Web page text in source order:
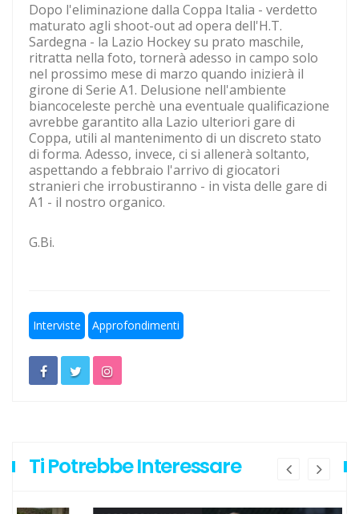
Europeo per Club, vince la Lazio
Ecco Kondo per una Lazio che vuole stupire
Hockey su prato, addio a Poletti
Escursionismo, Lazio sul pezzo anche in questa estate
torrida
Calcio a 5, un gradito ritorno: Serapiglia
Dopo l'eliminazione dalla Coppa Italia - verdetto
maturato agli shoot-out ad opera dell'H.T.
Sardegna - la Lazio Hockey su prato maschile,
ritratta nella foto, tornerà adesso in campo solo
nel prossimo mese di marzo quando inizierà il
girone di Serie A1. Delusione nell'ambiente
biancoceleste perchè una eventuale qualificazione
avrebbe garantito alla Lazio ulteriori gare di
Coppa, utili al mantenimento di un discreto stato
di forma. Adesso, invece, ci si allenerà soltanto,
aspettando a febbraio l'arrivo di giocatori
stranieri che irrobustiranno - in vista delle gare di
A1 - il nostro organico.
G.Bi.
Interviste Approfondimenti
Ti Potrebbe Interessare